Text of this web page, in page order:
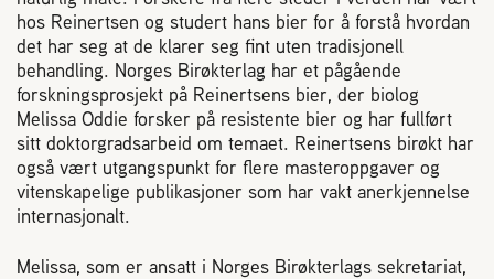
Sukkeravgiftsrefusjon
Prosjekter
Norges Birøkterlags standpunkt
Min side (Rubic)
hos Reinertsen og studert hans bier for å forstå hvordan
det har seg at de klarer seg fint uten tradisjonell
behandling. Norges Birøkterlag har et pågående
forskningsprosjekt på Reinertsens bier, der biolog
Melissa Oddie forsker på resistente bier og har fullført
sitt doktorgradsarbeid om temaet. Reinertsens birøkt har
også vært utgangspunkt for flere masteroppgaver og
vitenskapelige publikasjoner som har vakt anerkjennelse
internasjonalt.
Melissa, som er ansatt i Norges Birøkterlags sekretariat,